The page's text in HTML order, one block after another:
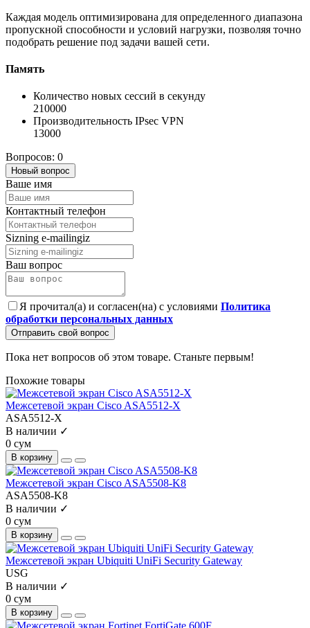
Каждая модель оптимизирована для определенного диапазона
пропускной способности и условий нагрузки, позволяя точно
подобрать решение под задачи вашей сети.
Память
Количество новых сессий в секунду
210000
Производительность IPsec VPN
13000
Вопросов: 0
Новый вопрос
Ваше имя
Контактный телефон
Sizning e-mailingiz
Ваш вопрос
Я прочитал(а) и согласен(на) с условиями Политика
обработки персональных данных
Отправить свой вопрос
Пока нет вопросов об этом товаре. Станьте первым!
Похожие товары
Межсетевой экран Cisco ASA5512-X
ASA5512-X
В наличии ✓
0 сум
В корзину
Межсетевой экран Cisco ASA5508-K8
ASA5508-K8
В наличии ✓
0 сум
В корзину
Межсетевой экран Ubiquiti UniFi Security Gateway
USG
В наличии ✓
0 сум
В корзину